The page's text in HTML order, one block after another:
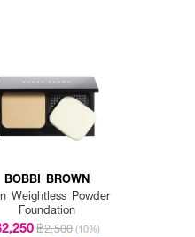
BOBBI BROWN
Weightless Powder
Foundation
฿2,500 (10%)